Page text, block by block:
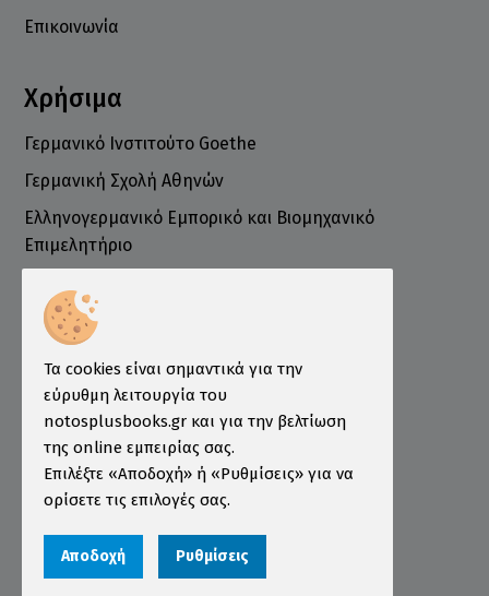
Επικοινωνία
Χρήσιμα
Γερμανικό Ινστιτούτο Goethe
Γερμανική Σχολή Αθηνών
Ελληνογερμανικό Εμπορικό και Βιομηχανικό
Επιμελητήριο
Πληροφορίες
Τρόποι Πληρωμής
Τρόποι Αποστολής
Εγγύηση - Επιστροφές
Όροι χρήσης
Προστασία Προσωπικών Δεδομένων
Cookies
Τα cookies είναι σημαντικά για την
εύρυθμη λειτουργία του
notosplusbooks.gr και για την βελτίωση
της online εμπειρίας σας.
Επιλέξτε «Αποδοχή» ή «Ρυθμίσεις» για να
ορίσετε τις επιλογές σας.
Αποδοχή Ρυθμίσεις